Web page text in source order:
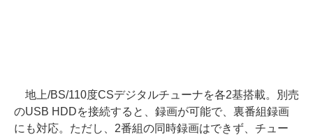
地上/BS/110度CSデジタルチューナを各2基搭載。別売
のUSB HDDを接続すると、録画が可能で、裏番組録画
にも対応。ただし、2番組の同時録画はできず、チュー